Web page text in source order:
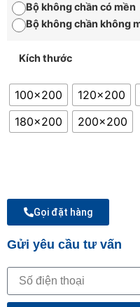
Bộ không chần có mền
Bộ không chần không
Kích thước
100x200 120x200
180x200
200x200
Gọi đặt hàng
Gửi yêu cầu tư vấn